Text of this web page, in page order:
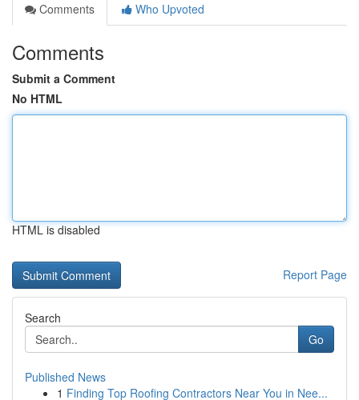
Comments
Who Upvoted
Comments
Submit a Comment
No HTML
HTML is disabled
Report Page
Search
Go
Published News
1 Finding Top Roofing Contractors Near You in Nee...